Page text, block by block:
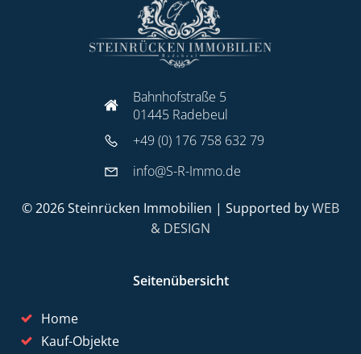
Bahnhofstraße 5
01445 Radebeul
+49 (0) 176 758 632 79
info@S-R-Immo.de
© 2026 Steinrücken Immobilien | Supported byWEB
& DESIGN
Seitenübersicht
Home
Kauf-Objekte